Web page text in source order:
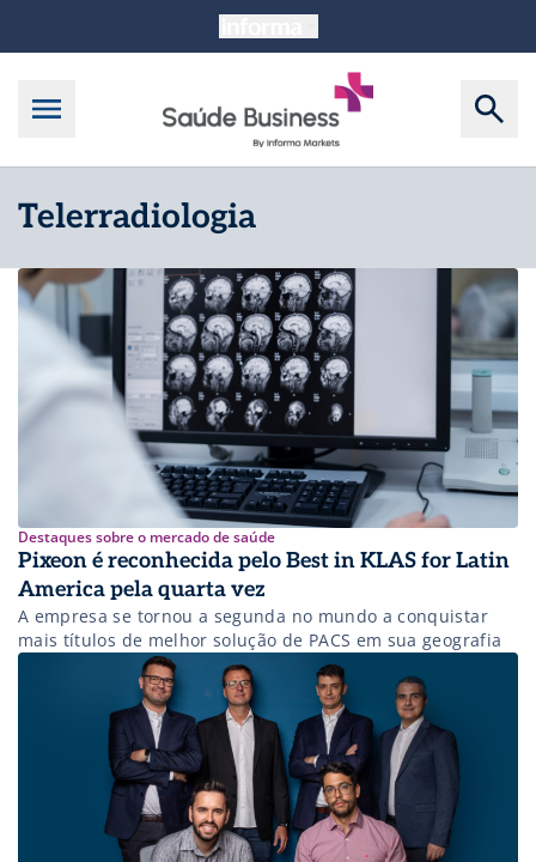
Telerradiologia
Destaques sobre o mercado de saúde
Pixeon é reconhecida pelo Best in KLAS for Latin
America pela quarta vez
A empresa se tornou a segunda no mundo a conquistar
mais títulos de melhor solução de PACS em sua geografia